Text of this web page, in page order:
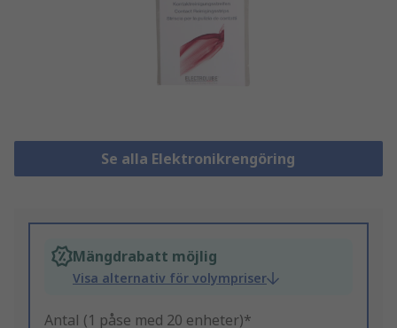
Se alla Elektronikrengöring
Mängdrabatt möjlig
Visa alternativ för volympriser
Antal (1 påse med 20 enheter)*